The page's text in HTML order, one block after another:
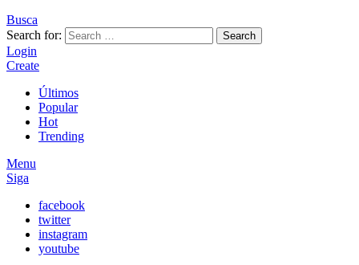
Busca
Search for:
Search
Login
Create
Últimos
Popular
Hot
Trending
Menu
Siga
facebook
twitter
instagram
youtube